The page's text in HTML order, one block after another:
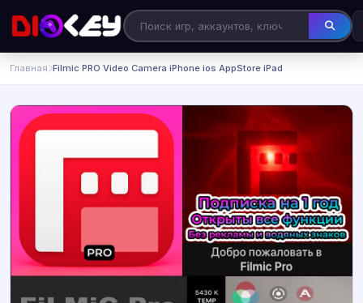
Главная Filmic PRO Video Camera iPhone ios AppStore iPad